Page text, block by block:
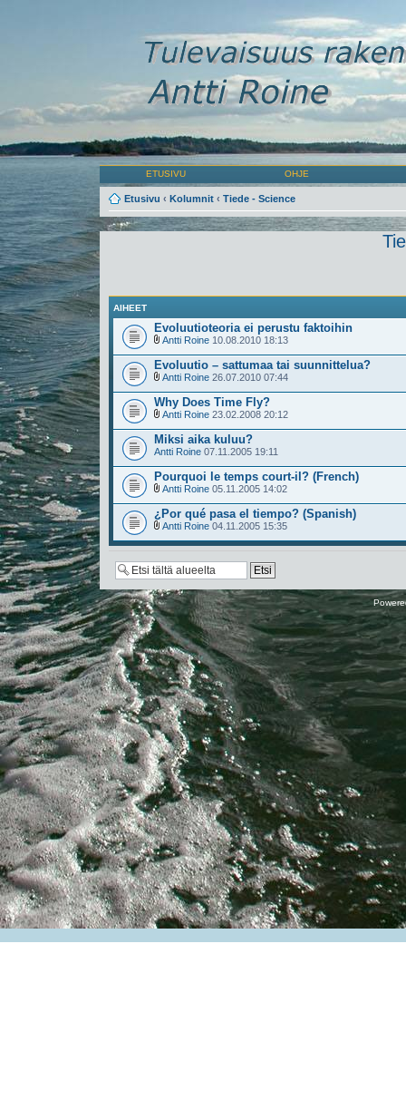
ETUSIVU OHJE
Etusivu ‹ Kolumnit ‹ Tiede - Science
AIHEET
Evoluutioteoria ei perustu faktoihin
Antti Roine 10.08.2010 18:13
Evoluutio – sattumaa tai suunnittelua?
Antti Roine 26.07.2010 07:44
Why Does Time Fly?
Antti Roine 23.02.2008 20:12
Miksi aika kuluu?
Antti Roine 07.11.2005 19:11
Pourquoi le temps court-il? (French)
Antti Roine 05.11.2005 14:02
¿Por qué pasa el tiempo? (Spanish)
Antti Roine 04.11.2005 15:35